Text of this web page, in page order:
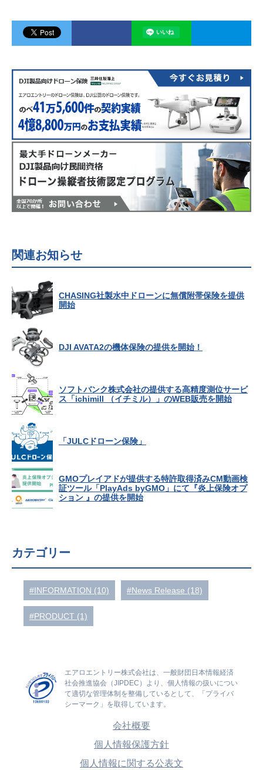
関連お知らせ
CHASING社製水中ドローンに無償附帯保険を提供
開始
DJI AVATA2の機体保険の提供を開始！
ソフトバンク株式会社の提供する高精度測位サービ
ス「ichimill （イチミル）」のWEB販売を開始
「JULCドローン保険」
GMOプレイアドが提供する特許取得済みCM動画検
証ツール「PlayAds byGMO」にて『炎上保険オプ
ション 』の提供を開始
カテゴリー
#INFORMATION (10) #News Release (18)
#PRODUCT (1)
エアロエントリー株式会社は、一般財団日本情報経済
社会推進協会（JIPDEC）より、個人情報の扱いについ
て適切な管理体制を整備しているとして、「プライバ
シーマーク」を取得しています。
会社概要
個人情報保護方針
個人情報に関する公表文